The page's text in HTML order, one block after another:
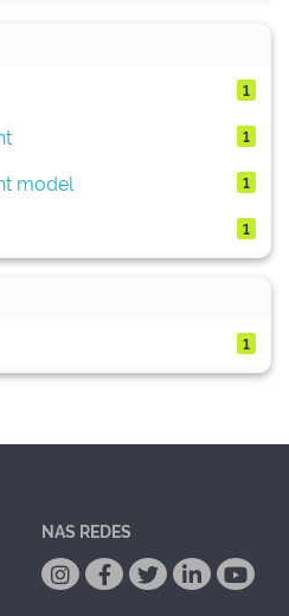
1
1
model 1
1
1
NAS REDES